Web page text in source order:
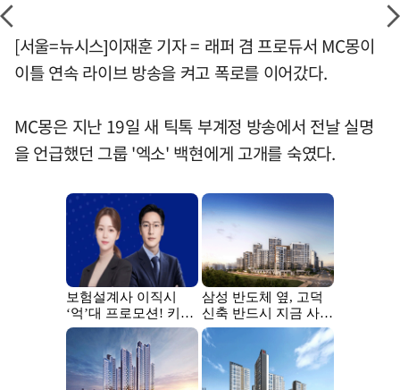
[서울=뉴시스]이재훈 기자 = 래퍼 겸 프로듀서 MC몽이
이틀 연속 라이브 방송을 켜고 폭로를 이어갔다.
MC몽은 지난 19일 새 틱톡 부계정 방송에서 전날 실명
을 언급했던 그룹 '엑소' 백현에게 고개를 숙였다.